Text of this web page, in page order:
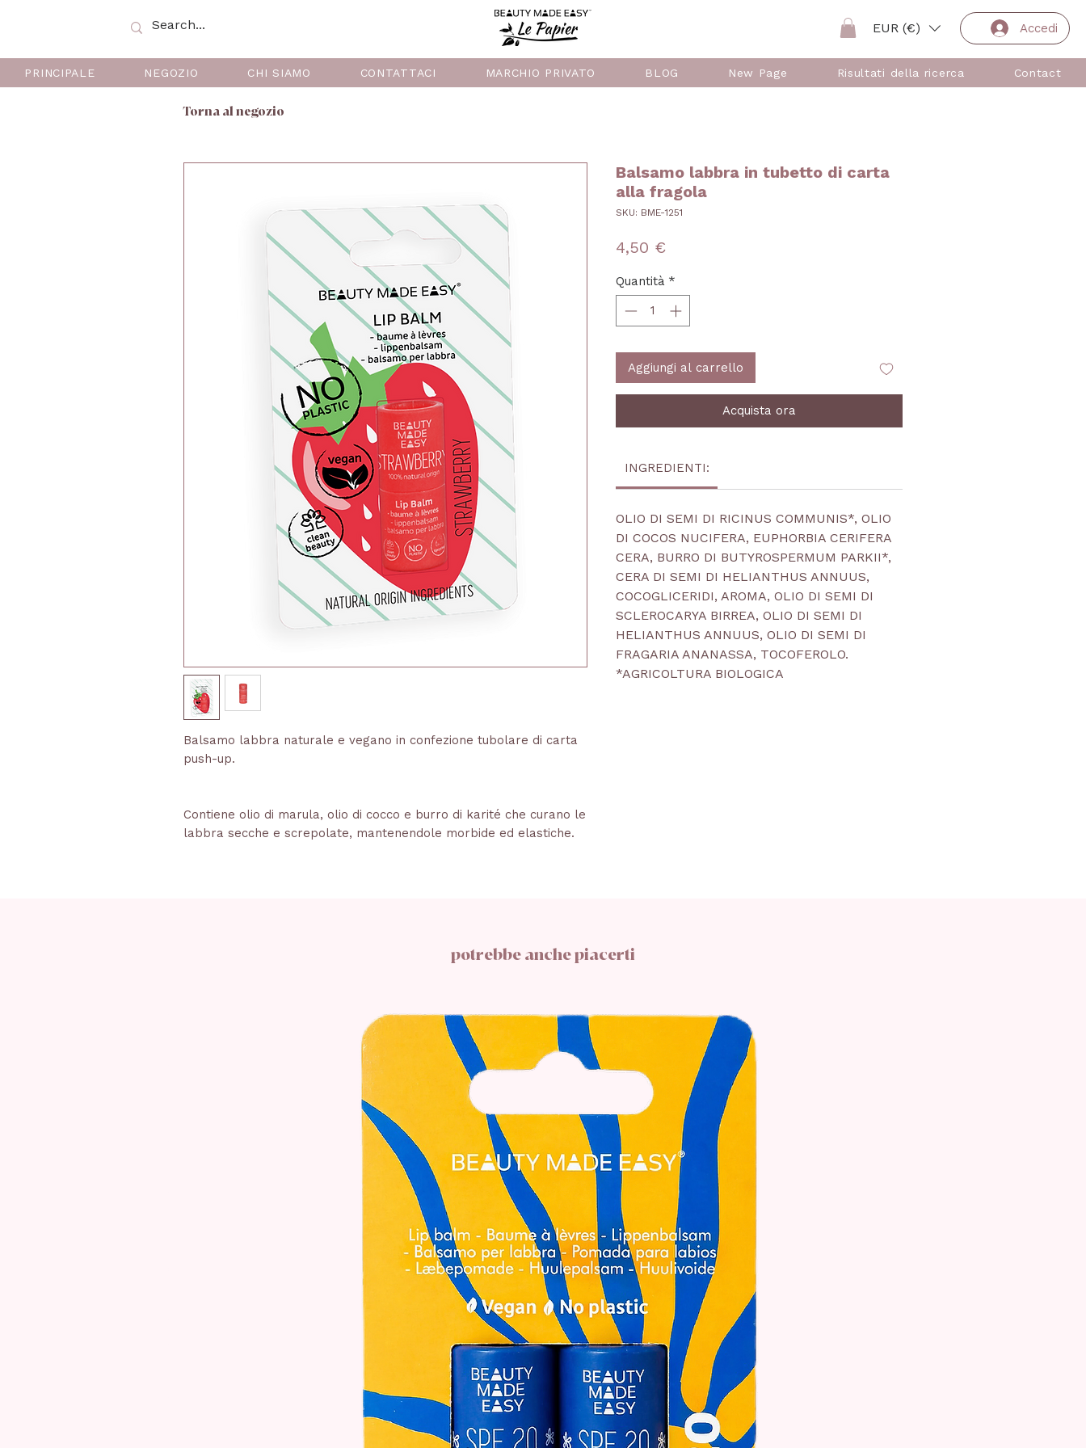
EUR (€) Accedi
PRINCIPALE NEGOZIO CHI SIAMO CONTATTACI MARCHIO PRIVATO BLOG New Page Risultati della ricerca Contact
Torna al negozio
Balsamo labbra naturale e vegano in confezione tubolare di carta
push-up.
Contiene olio di marula, olio di cocco e burro di karité che curano le
labbra secche e screpolate, mantenendole morbide ed elastiche.
Balsamo labbra in tubetto di carta
alla fragola
SKU: BME-1251
4,50 €Prezzo
Quantità *
Aggiungi al carrello
Acquista ora
INGREDIENTI:
OLIO DI SEMI DI RICINUS COMMUNIS*, OLIO
DI COCOS NUCIFERA, EUPHORBIA CERIFERA
CERA, BURRO DI BUTYROSPERMUM PARKII*,
CERA DI SEMI DI HELIANTHUS ANNUUS,
COCOGLICERIDI, AROMA, OLIO DI SEMI DI
SCLEROCARYA BIRREA, OLIO DI SEMI DI
HELIANTHUS ANNUUS, OLIO DI SEMI DI
FRAGARIA ANANASSA, TOCOFEROLO.
*AGRICOLTURA BIOLOGICA
potrebbe anche piacerti